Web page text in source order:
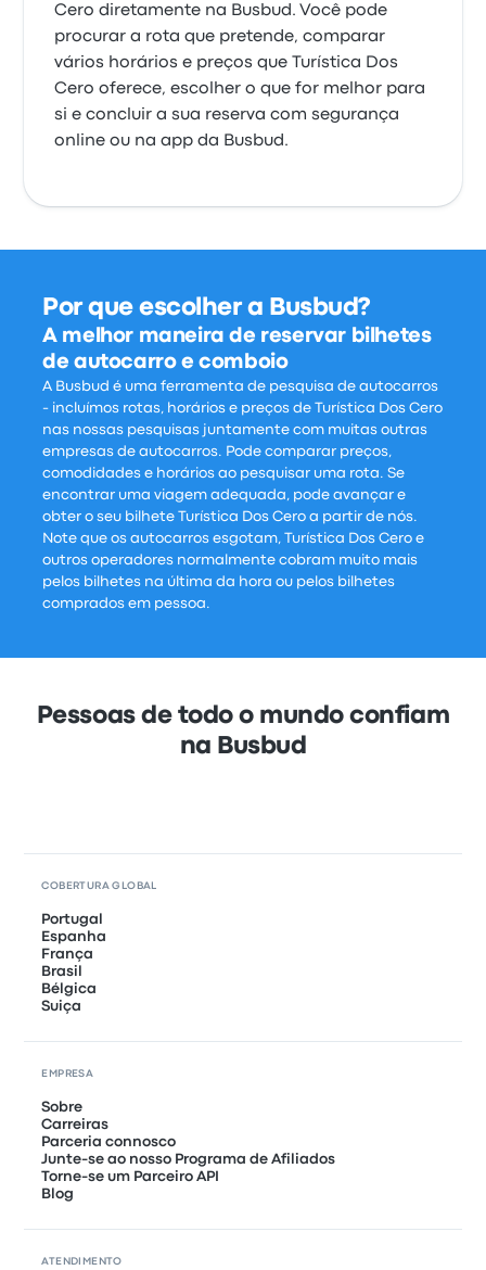
Cero diretamente na Busbud. Você pode
procurar a rota que pretende, comparar
vários horários e preços que Turística Dos
Cero oferece, escolher o que for melhor para
si e concluir a sua reserva com segurança
online ou na app da Busbud.
Por que escolher a Busbud?
A melhor maneira de reservar bilhetes
de autocarro e comboio
A Busbud é uma ferramenta de pesquisa de autocarros
- incluímos rotas, horários e preços de Turística Dos Cero
nas nossas pesquisas juntamente com muitas outras
empresas de autocarros. Pode comparar preços,
comodidades e horários ao pesquisar uma rota. Se
encontrar uma viagem adequada, pode avançar e
obter o seu bilhete Turística Dos Cero a partir de nós.
Note que os autocarros esgotam, Turística Dos Cero e
outros operadores normalmente cobram muito mais
pelos bilhetes na última da hora ou pelos bilhetes
comprados em pessoa.
Pessoas de todo o mundo confiam
na Busbud
COBERTURA GLOBAL
Portugal
Espanha
França
Brasil
Bélgica
Suiça
EMPRESA
Sobre
Carreiras
Parceria connosco
Junte-se ao nosso Programa de Afiliados
Torne-se um Parceiro API
Blog
ATENDIMENTO